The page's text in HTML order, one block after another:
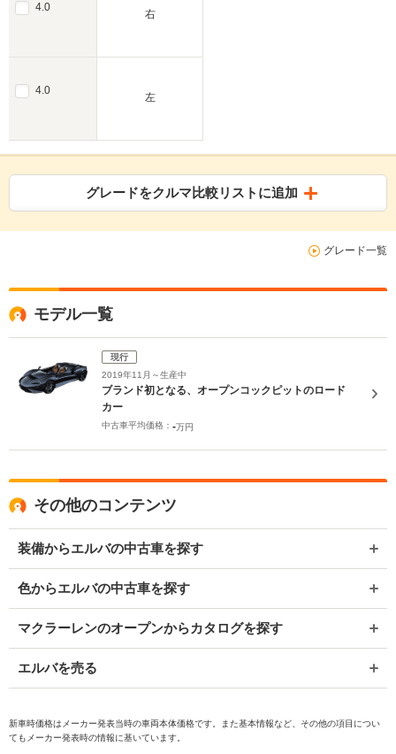
4.0
4.0
右
左
グレードをクルマ比較リストに追加
グレード一覧
モデル一覧
現行
2019年11月～生産中
ブランド初となる、オープンコックピットのロード
カー
中古車平均価格： -万円
その他のコンテンツ
装備からエルバの中古車を探す
色からエルバの中古車を探す
マクラーレンのオープンからカタログを探す
エルバを売る
新車時価格はメーカー発表当時の車両本体価格です。また基本情報など、その他の項目につい
てもメーカー発表時の情報に基いています。